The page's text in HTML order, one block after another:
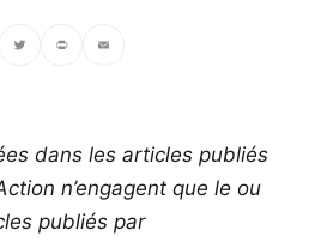
dans les articles publiés
n’engagent que le ou
publiés par